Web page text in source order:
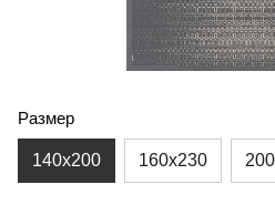
Размер
140x200 160x230